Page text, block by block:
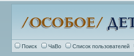
Поиск ЧаВо Список пользователей